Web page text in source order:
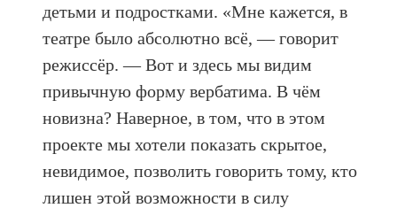
детьми и подростками. «Мне кажется, в
театре было абсолютно всё, — говорит
режиссёр. — Вот и здесь мы видим
привычную форму вербатима. В чём
новизна? Наверное, в том, что в этом
проекте мы хотели показать скрытое,
невидимое, позволить говорить тому, кто
лишен этой возможности в силу